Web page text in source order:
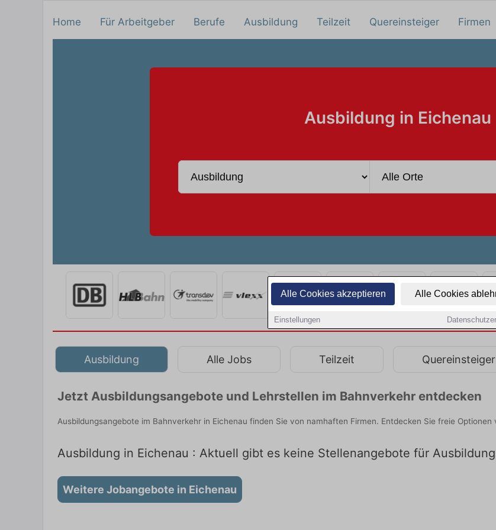
Alle Cookies akzeptieren Alle Cookies
Einstellungen
Home Für Arbeitgeber Berufe Ausbildung Teilzeit Quereinsteiger Firmen
Ausbildung in Eichenau
Ausbildung Alle Jobs Teilzeit Quereinsteiger
Jetzt Ausbildungsangebote und Lehrstellen im Bahnverkehr entdecken
Ausbildungsangebote im Bahnverkehr in Eichenau finden Sie von namhaften Firmen. Entdecken Sie freie
Ausbildung in Eichenau : Aktuell gibt es keine Stellenangebote für
Weitere Jobangebote in Eichenau